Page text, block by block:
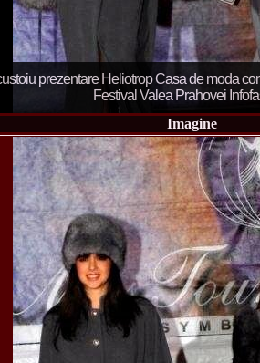
prezentare Heliotrop Casa de moda
Festival Valea Prahovei
Imagine